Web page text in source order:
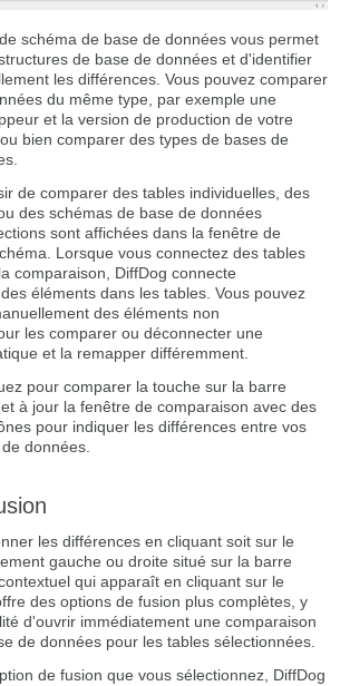
schéma de base de données vous permet
de base de données et d'identifier
les différences. Vous pouvez comparer
du même type, par exemple une
et la version de production de votre
bien comparer des types de bases de
de comparer des tables individuelles, des
des schémas de base de données
sont affichées dans la fenêtre de
Lorsque vous connectez des tables
comparaison, DiffDog connecte
éléments dans les tables. Vous pouvez
des éléments non
les comparer ou déconnecter une
et la remapper différemment.
pour comparer la touche sur la barre
à jour la fenêtre de comparaison avec des
pour indiquer les différences entre vos
données.
les différences en cliquant soit sur le
gauche ou droite situé sur la barre
qui apparaît en cliquant sur le
des options de fusion plus complètes, y
d'ouvrir immédiatement une comparaison
de données pour les tables sélectionnées.
de fusion que vous sélectionnez, DiffDog